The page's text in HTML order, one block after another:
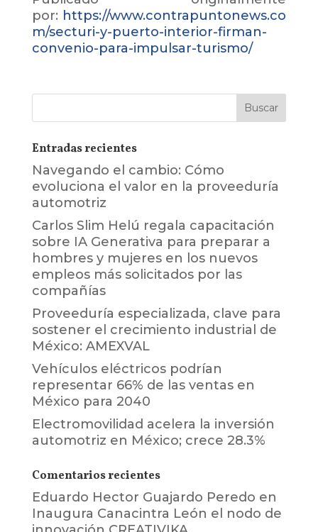
por: https://www.contrapuntonews.co
m/secturi-y-puerto-interior-firman-
convenio-para-impulsar-turismo/
Entradas recientes
Navegando el cambio: Cómo
evoluciona el valor en la proveeduría
automotriz
Carlos Slim Helú regala capacitación
sobre IA Generativa para preparar a
hombres y mujeres en los nuevos
empleos más solicitados por las
compañías
Proveeduría especializada, clave para
sostener el crecimiento industrial de
México: AMEXVAL
Vehículos eléctricos podrían
representar 66% de las ventas en
México para 2040
Electromovilidad acelera la inversión
automotriz en México; crece 28.3%
Comentarios recientes
Eduardo Hector Guajardo Peredo en
Inaugura Canacintra León el nodo de